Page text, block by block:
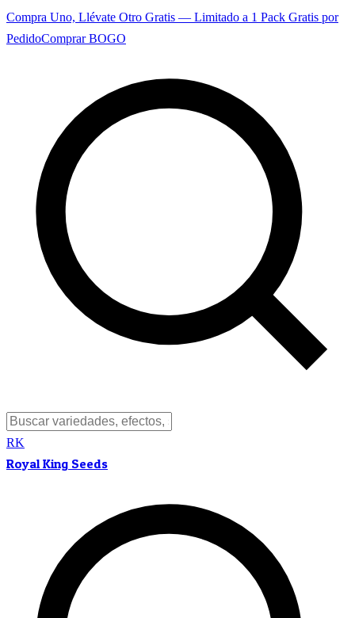
Compra Uno, Llévate Otro Gratis — Limitado a 1 Pack Gratis por
PedidoComprar BOGO
RK
Royal King Seeds